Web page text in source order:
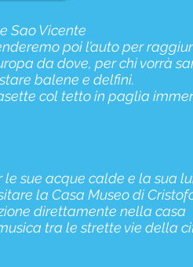
Sao Vicente
poi l’auto per
da dove, per chi vorrà
balene e delfini.
col tetto in paglia
le sue acque calde e la sua
la Casa Museo di
direttamente nella casa
tra le strette vie della